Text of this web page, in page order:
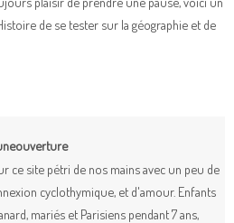
de se tester sur la géographie et de
ce site pétri de nos mains avec un peu de
cyclothymique, et d'amour. Enfants
mariés et Parisiens pendant 7 ans,